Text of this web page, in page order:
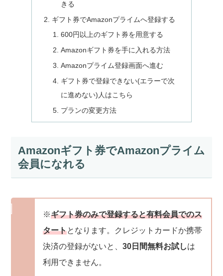
きる
ギフト券でAmazonプライムへ登録する
600円以上のギフト券を用意する
Amazonギフト券を手に入れる方法
Amazonプライム登録画面へ進む
ギフト券で登録できない(エラーで次
に進めない)人はこちら
プランの変更方法
Amazonギフト券でAmazonプライム
会員になれる
※ギフト券のみで登録すると有料会員でのス
タートとなります。クレジットカードか携帯
決済の登録がないと、30日間無料お試しは
利用できません。